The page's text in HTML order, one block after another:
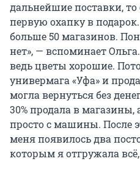
дальнейшие поставки,
первую охапку в
больше 50 магазинов.
нет», — вспоминает
ведь цветы хорошие.
универмага «Уфа» и
могла вернуться без
30% продала в магазины,
просто с машины. После
меня появилось два
которым я отгружала